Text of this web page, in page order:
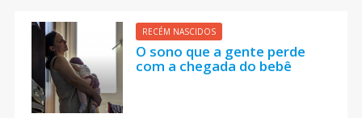
RECÉM NASCIDOS
O sono que a gente perde
com a chegada do bebê